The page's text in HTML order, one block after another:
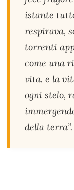
istante
respirava,
torrenti
come una
vita. e la
ogni stelo,
della terra”.